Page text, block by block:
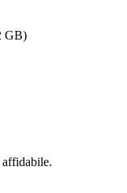
GB)